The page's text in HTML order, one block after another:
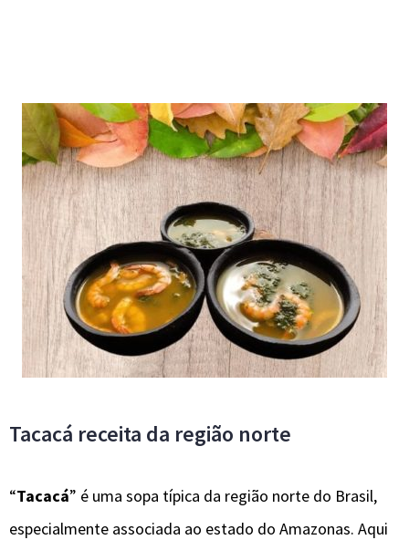
Tacacá receita da região norte
“Tacacá” é uma sopa típica da região norte do Brasil,
especialmente associada ao estado do Amazonas. Aqui